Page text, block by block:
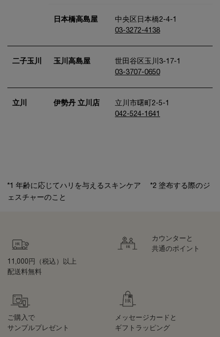
日本橋高島屋
中央区日本橋2-4-1
03-3272-4138
二子玉川 玉川高島屋
世田谷区玉川3-17-1
03-3707-0650
立川 伊勢丹 立川店
立川市曙町2-5-1
042-524-1641
*1 年齢に応じてハリを与えるスキンケア *2 塗布する際のジ
ェスチャーのこと
11,000円（税込）以上
配送料無料
カウンターと
共通のポイント
ご購入で
サンプルプレゼント
メッセージカードと
ギフトラッピング